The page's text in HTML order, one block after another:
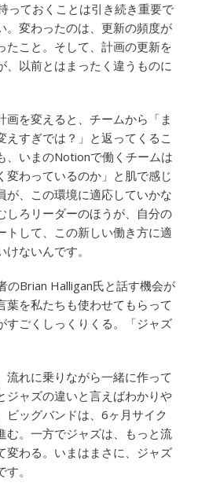
っておくことは引き続き重要で
。変わったのは、更新の頻度が
たこと。そして、計画の更新を
、以前とはまったく違うものに
画を変えると、チームから「ま
えすぎでは？」と返ってくるこ
、いまのNotionで働くチームは
変わっているのか」と肌で感じ
が、この環境に適応していかな
しろリーダーのほうが、自分の
トして、この新しい働き方に適
ないんです。
のBrian Halligan氏と話す機会が
葉を私たちも使わせてもらって
すごくしっくりくる。「ジャズ
流れに乗りながら一緒に作って
ジャズの違いと言えばわかりや
ビッグバンドは、6ヶ月サイク
む。一方でジャズは、もっと流
変わる。いまはまさに、ジャズ
。